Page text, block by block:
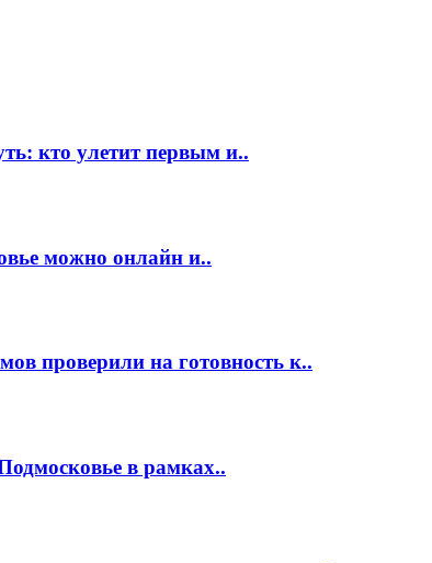
кто улетит первым и..
можно онлайн и..
проверили на готовность к..
в рамках..